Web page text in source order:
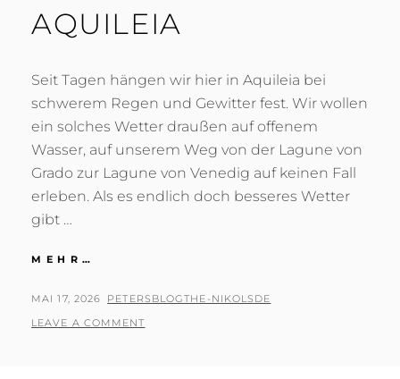
AQUILEIA
Seit Tagen hängen wir hier in Aquileia bei
schwerem Regen und Gewitter fest. Wir wollen
ein solches Wetter draußen auf offenem
Wasser, auf unserem Weg von der Lagune von
Grado zur Lagune von Venedig auf keinen Fall
erleben. Als es endlich doch besseres Wetter
gibt …
MEHR…
POSTED
ON
MAI 17, 2026 BY
PETERSBLOGTHE-NIKOLSDE
LEAVE A COMMENT